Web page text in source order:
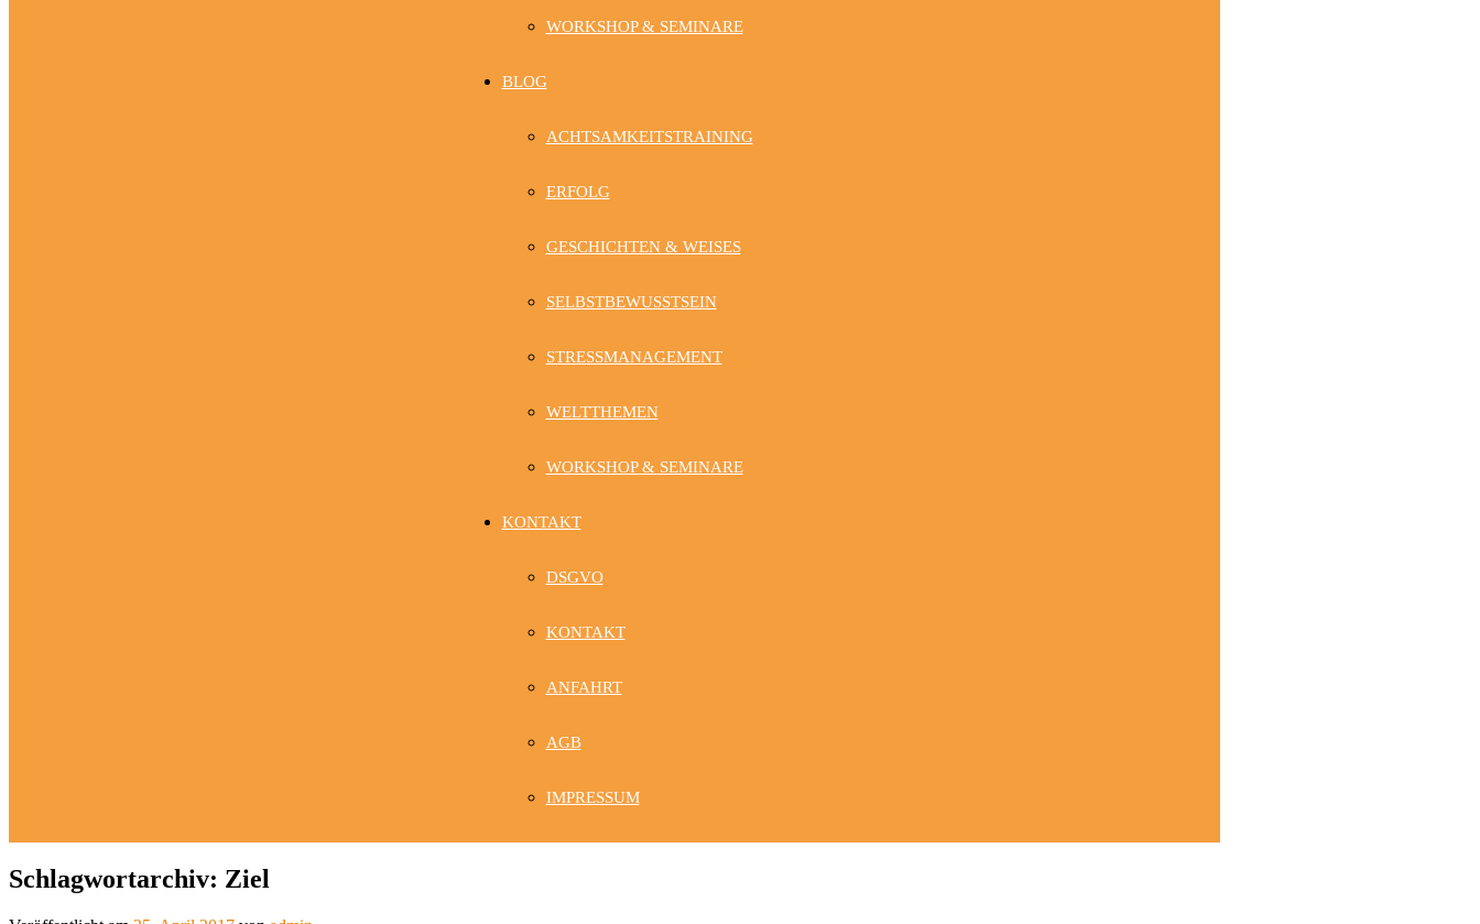
WORKSHOP & SEMINARE
BLOG
ACHTSAMKEITSTRAINING
ERFOLG
GESCHICHTEN & WEISES
SELBSTBEWUSSTSEIN
STRESSMANAGEMENT
WELTTHEMEN
WORKSHOP & SEMINARE
KONTAKT
DSGVO
KONTAKT
ANFAHRT
AGB
IMPRESSUM
Schlagwortarchiv: Ziel